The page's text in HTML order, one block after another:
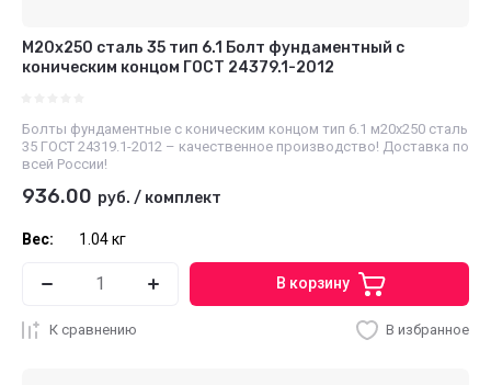
М20х250 сталь 35 тип 6.1 Болт фундаментный с
коническим концом ГОСТ 24379.1-2012
Болты фундаментные с коническим концом тип 6.1 м20х250 сталь
35 ГОСТ 24319.1-2012 – качественное производство! Доставка по
всей России!
936.00 руб. / комплект
Вес: 1.04 кг
В корзину
К сравнению В избранное